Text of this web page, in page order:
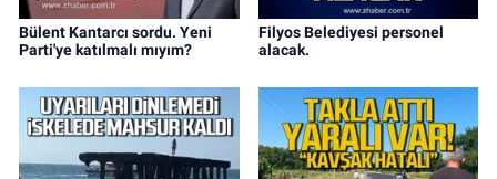
Bülent Kantarcı sordu. Yeni
Parti'ye katılmalı mıyım?
Filyos Belediyesi personel
alacak.